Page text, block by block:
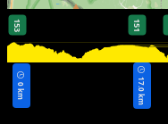
0 km
153 151
17.0 km